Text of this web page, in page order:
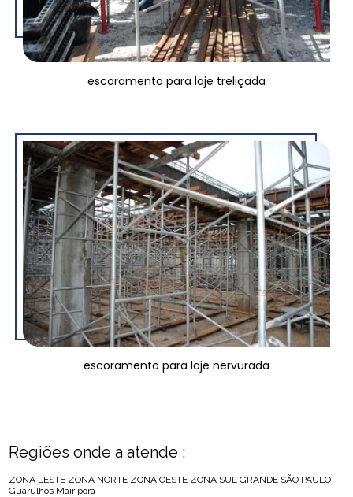
escoramento para laje treliçada
escoramento para laje nervurada
Regiões onde a atende :
ZONA LESTE ZONA NORTE ZONA OESTE ZONA SUL GRANDE SÃO PAULO
Guarulhos Mairiporã